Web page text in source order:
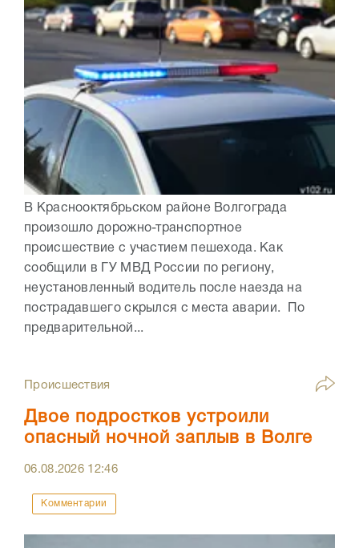
В Краснооктябрьском районе Волгограда
произошло дорожно-транспортное
происшествие с участием пешехода. Как
сообщили в ГУ МВД России по региону,
неустановленный водитель после наезда на
пострадавшего скрылся с места аварии. По
предварительной...
Происшествия
Двое подростков устроили
опасный ночной заплыв в Волге
06.08.2026 12:46
Комментарии